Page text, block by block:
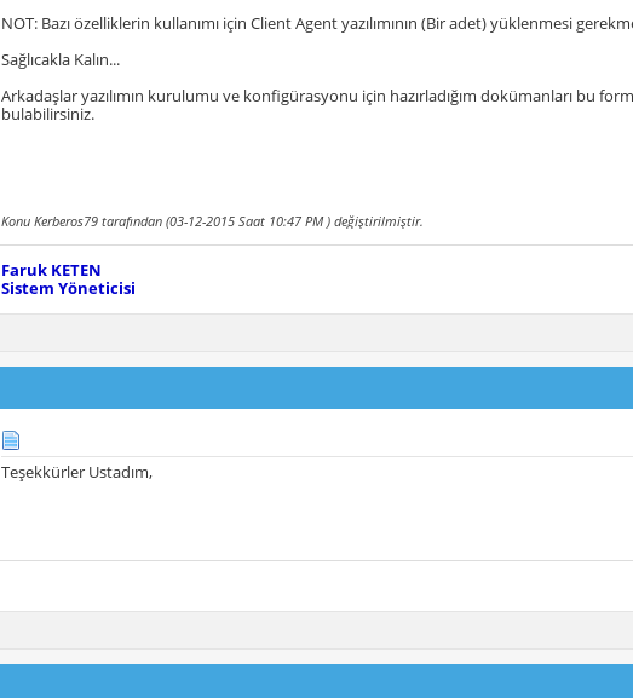
NOT: Bazı özelliklerin kullanımı için Client Agent yazılımının (Bir adet) yüklenmesi
Sağlıcakla Kalın...
Arkadaşlar yazılımın kurulumu ve konfigürasyonu için hazırladığım dokümanları bu
bulabilirsiniz.
Konu Kerberos79 tarafından (03-12-2015 Saat 10:47 PM) değiştirilmiştir.
Faruk KETEN
Sistem Yöneticisi
Teşekkürler Ustadım,